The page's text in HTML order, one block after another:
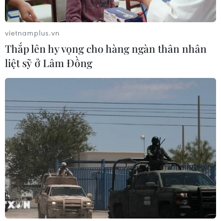
chưa hạ, người mua chọn lọc hơn
Quảng Ninh xử lý nghiêm hành vi
nhũng nhiễu trong giải quyết thủ tục
22/07/2026 11:11
Đà Nẵng hoàn thành tháo gỡ gần
2.000 dự án tồn đọng, khơi thông
nguồn lực đất đai
21/07/2026 12:06
Lấy ý kiến dự án Luật Đất đai (sửa
vietnamplus.vn
Thắp lên hy vọng cho hàng ngàn thân nhân
liệt sỹ ở Lâm Đồng